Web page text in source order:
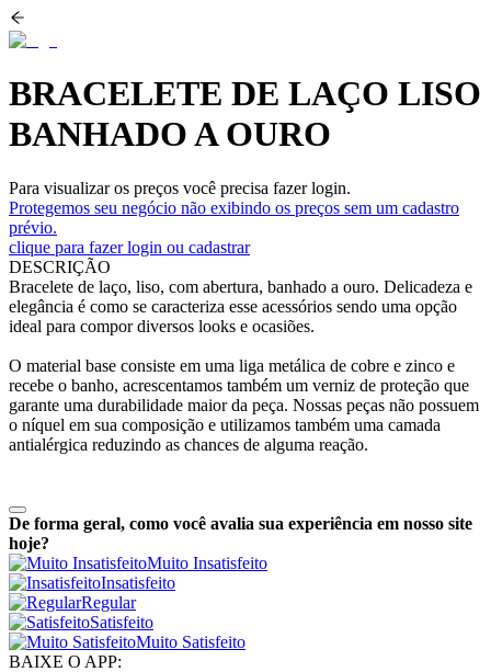
BRACELETE DE LAÇO LISO
BANHADO A OURO
Para visualizar os preços você precisa fazer login.
Protegemos seu negócio não exibindo os preços sem um cadastro
prévio.
clique para fazer login ou cadastrar
DESCRIÇÃO
Bracelete de laço, liso, com abertura, banhado a ouro. Delicadeza e
elegância é como se caracteriza esse acessórios sendo uma opção
ideal para compor diversos looks e ocasiões.
O material base consiste em uma liga metálica de cobre e zinco e
recebe o banho, acrescentamos também um verniz de proteção que
garante uma durabilidade maior da peça. Nossas peças não possuem
o níquel em sua composição e utilizamos também uma camada
antialérgica reduzindo as chances de alguma reação.
De forma geral, como você avalia sua experiência em nosso site
hoje?
Muito Insatisfeito
Insatisfeito
Regular
Satisfeito
Muito Satisfeito
BAIXE O APP: